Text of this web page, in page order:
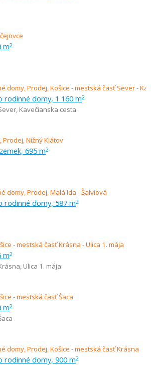
m2
rodinné domy, 1 160 m2
, Kavečianska cesta
695 m2
rodinné domy, 587 m2
m2
, Ulica 1. mája
m2
rodinné domy, 900 m2